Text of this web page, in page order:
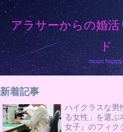
アラサーからの婚
ド
moon happy
新着記事
ハイクラスな男
る女性」を選ぶ
女子』のフィク